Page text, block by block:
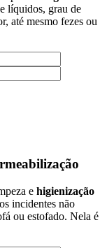
líquidos, grau de
até mesmo fezes ou
e higienização
incidentes não
ou estofado. Nela é